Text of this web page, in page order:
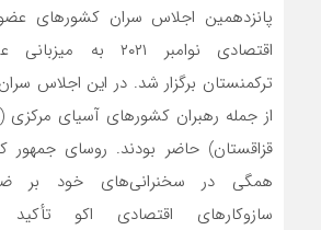
پانزدهمین اجلاس سران کشورهای
اقتصادی نوامبر ۲۰۲۱
ترکمنستان برگزار شد. در این اجلاس
از جمله رهبران کشورهای آسیای
قزاقستان) حاضر بودند. روسای جمهور
همگی در سخنرانی‌های خود بر
سازوکارهای اقتصادی اکو تأکید